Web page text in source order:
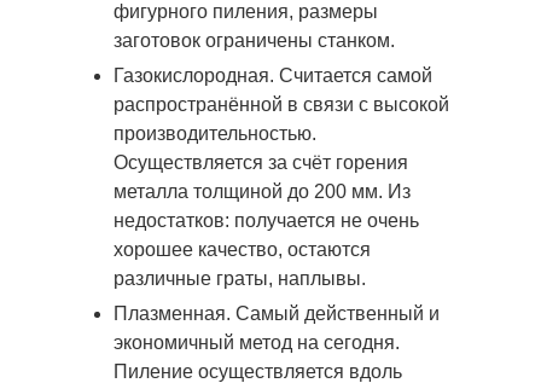
фигурного пиления, размеры
заготовок ограничены станком.
Газокислородная. Считается самой
распространённой в связи с высокой
производительностью.
Осуществляется за счёт горения
металла толщиной до 200 мм. Из
недостатков: получается не очень
хорошее качество, остаются
различные граты, наплывы.
Плазменная. Самый действенный и
экономичный метод на сегодня.
Пиление осуществляется вдоль